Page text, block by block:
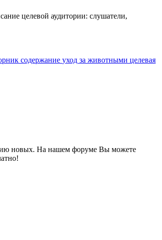
целевой аудитории: слушатели,
содержание уход за животными целевая
новых. На нашем форуме Вы можете